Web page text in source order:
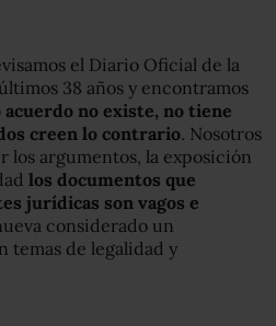
el Diario Oficial de la
38 años y encontramos
no existe, no tiene
creen lo contrario. Nosotros
los argumentos, la exposición
los documentos que
jurídicas son vagos e
considerado un
temas de legalidad y